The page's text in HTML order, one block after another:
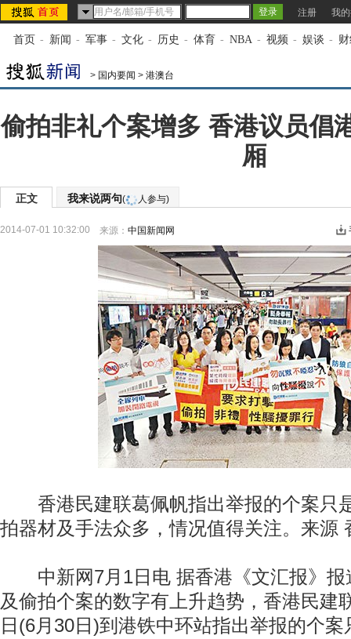
注册 我
首页 - 新闻 - 军事 - 文化 - 历史 - 体育 - NBA - 视频 - 娱谈 -
> 国内要闻 > 港澳台
偷拍非礼个案增多 香港议员倡
厢
正文 我来说两句( 人参与)
2014-07-01 10:32:00 来源： 中国新闻网
香港民建联葛佩帆指出举报的个案只
拍器材及手法众多，情况值得关注。来源
中新网7月1日电 据香港《文汇报》报
及偷拍个案的数字有上升趋势，香港民建
日(6月30日)到港铁中环站指出举报的个